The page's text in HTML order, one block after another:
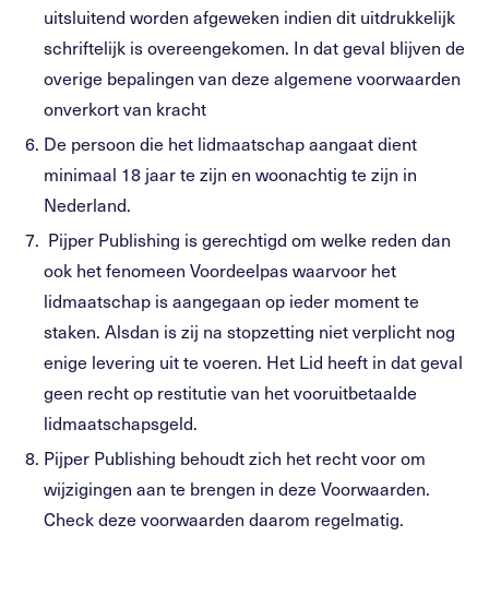
uitsluitend worden afgeweken indien dit uitdrukkelijk
schriftelijk is overeengekomen. In dat geval blijven de
overige bepalingen van deze algemene voorwaarden
onverkort van kracht
De persoon die het lidmaatschap aangaat dient
minimaal 18 jaar te zijn en woonachtig te zijn in
Nederland.
Pijper Publishing is gerechtigd om welke reden dan
ook het fenomeen Voordeelpas waarvoor het
lidmaatschap is aangegaan op ieder moment te
staken. Alsdan is zij na stopzetting niet verplicht nog
enige levering uit te voeren. Het Lid heeft in dat geval
geen recht op restitutie van het vooruitbetaalde
lidmaatschapsgeld.
Pijper Publishing behoudt zich het recht voor om
wijzigingen aan te brengen in deze Voorwaarden.
Check deze voorwaarden daarom regelmatig.